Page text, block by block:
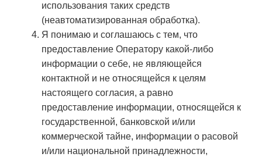
использования таких средств
(неавтоматизированная обработка).
Я понимаю и соглашаюсь с тем, что
предоставление Оператору какой-либо
информации о себе, не являющейся
контактной и не относящейся к целям
настоящего согласия, а равно
предоставление информации, относящейся к
государственной, банковской и/или
коммерческой тайне, информации о расовой
и/или национальной принадлежности,